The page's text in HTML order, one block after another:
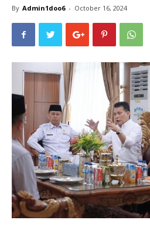
By Admin1doo6 - October 16, 2024